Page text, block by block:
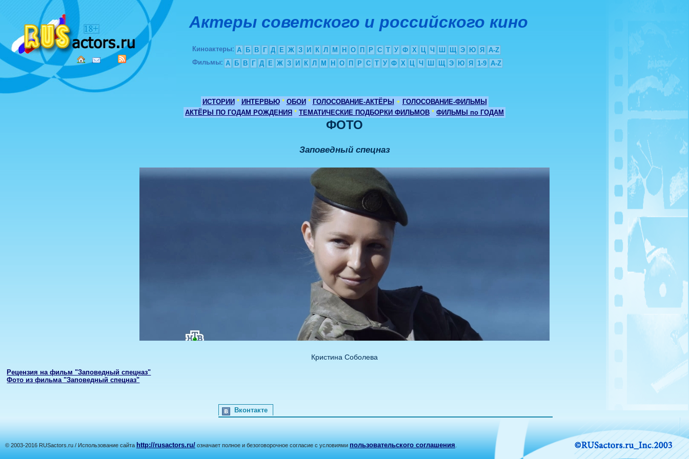
Актеры советского и российского кино
Киноактеры: А Б В Г Д Е Ж З И К Л М Н О П Р С Т У Ф Х Ц Ч Ш Щ Э Ю Я
A-Z
Фильмы: А Б В Г Д Е Ж З И К Л М Н О П Р С Т У Ф Х Ц Ч Ш Щ Э Ю Я 1-9 A-Z
ИСТОРИИ * ИНТЕРВЬЮ * ОБОИ * ГОЛОСОВАНИЕ-АКТЁРЫ + ГОЛОСОВАНИЕ-ФИЛЬМЫ
АКТЁРЫ ПО ГОДАМ РОЖДЕНИЯ * ТЕМАТИЧЕСКИЕ ПОДБОРКИ ФИЛЬМОВ * ФИЛЬМЫ по ГОДАМ
ФОТО
Заповедный спецназ
Кристина Соболева
Рецензия на фильм "Заповедный спецназ"
Фото из фильма "Заповедный спецназ"
Вконтакте
© 2003-2016 RUSactors.ru / Использование сайта http://rusactors.ru/ означает полное и безоговорочное согласие с условиями пользовательского соглашения